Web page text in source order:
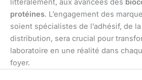
littéralement, aux avancées des
protéines. L’engagement des
soient spécialistes de l’adhésif, de la
distribution, sera crucial pour
laboratoire en une réalité dans
foyer.